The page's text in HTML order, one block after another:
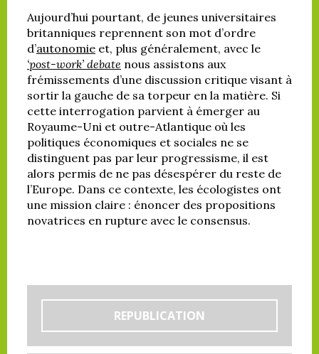
Aujourd’hui pourtant, de jeunes universitaires
britanniques reprennent son mot d’ordre
d’autonomie et, plus généralement, avec le
‘post-work’ debate nous assistons aux
frémissements d’une discussion critique visant à
sortir la gauche de sa torpeur en la matière. Si
cette interrogation parvient à émerger au
Royaume-Uni et outre-Atlantique où les
politiques économiques et sociales ne se
distinguent pas par leur progressisme, il est
alors permis de ne pas désespérer du reste de
l’Europe. Dans ce contexte, les écologistes ont
une mission claire : énoncer des propositions
novatrices en rupture avec le consensus.
REPUBLICATION